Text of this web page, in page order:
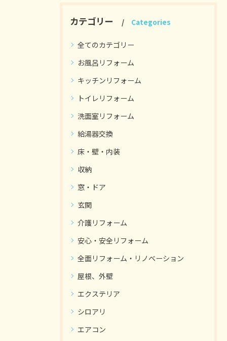
カテゴリー Categories
全てのカテゴリー
お風呂リフォーム
キッチンリフォーム
トイレリフォーム
洗面室リフォーム
給湯器交換
床・壁・内装
収納
窓・ドア
玄関
介護リフォーム
安心・安全リフォーム
全面リフォーム・リノベーション
屋根、外壁
エクステリア
シロアリ
エアコン